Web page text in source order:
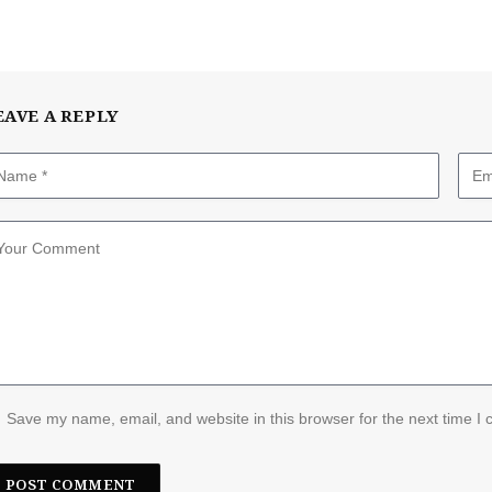
A REPLY
Save my name, email, and website in this browser for the next time I